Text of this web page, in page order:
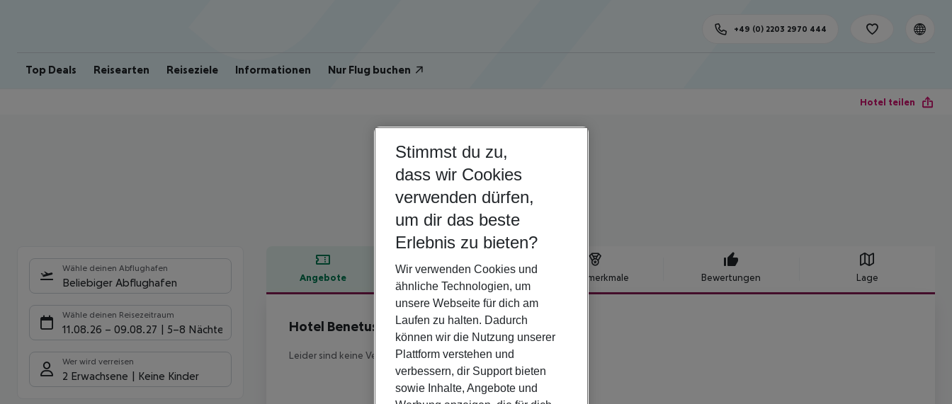
Top Deals Reisearten Reiseziele Informationen Nur Flug buchen
+49 (0) 2203 2970 444
Hotel teilen
Spanien | Valencia | Benetusser
Hotel Benetusser
Wähle deinen Abflughafen
Beliebiger Abflughafen
Wähle deinen Reisezeitraum
11.08.26 – 09.08.27 5-8 Nächte
Wer wird verreisen
2 Erwachsene Keine Kinder
Angebote Hotelmerkmale Bewertungen Lage
Hotelbeschreibung
Hotel Benetusser
Leider sind keine Veranstalterinfomationen verfügbar.
Stimmst du zu,
dass wir Cookies
verwenden dürfen,
um dir das beste
Erlebnis zu bieten?
Wir verwenden Cookies und
ähnliche Technologien, um
unsere Webseite für dich am
Laufen zu halten. Dadurch
können wir die Nutzung unserer
Plattform verstehen und
verbessern, dir Support bieten
sowie Inhalte, Angebote und